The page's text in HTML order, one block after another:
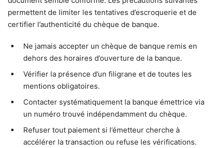
permettent de limiter les tentatives d’escroquerie et de
certifier l’authenticité du chèque de banque.
Ne jamais accepter un chèque de banque remis en
dehors des horaires d’ouverture de la banque.
Vérifier la présence d’un filigrane et de toutes les
mentions obligatoires.
Contacter systématiquement la banque émettrice via
un numéro trouvé indépendamment du chèque.
Refuser tout paiement si l’émetteur cherche à
accélérer la transaction ou refuse les vérifications.